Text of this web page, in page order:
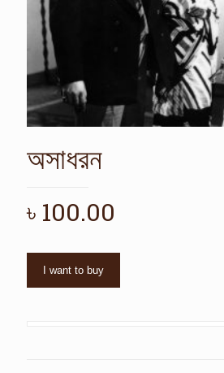
অসাধরন
৳ 100.00
I want to buy